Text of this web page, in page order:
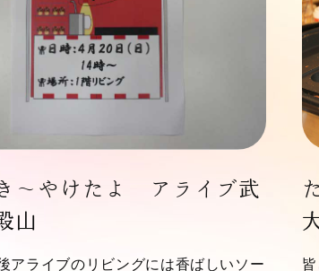
～やけたよ アライブ武
山
アライブのリビングには香ばしいソー